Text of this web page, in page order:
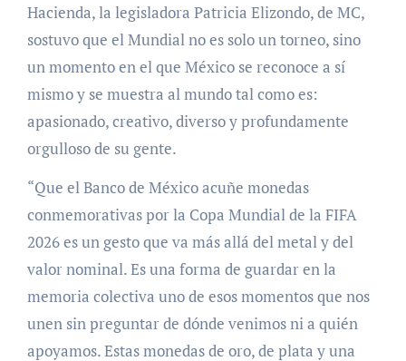
Hacienda, la legisladora Patricia Elizondo, de MC,
sostuvo que el Mundial no es solo un torneo, sino
un momento en el que México se reconoce a sí
mismo y se muestra al mundo tal como es:
apasionado, creativo, diverso y profundamente
orgulloso de su gente.
“Que el Banco de México acuñe monedas
conmemorativas por la Copa Mundial de la FIFA
2026 es un gesto que va más allá del metal y del
valor nominal. Es una forma de guardar en la
memoria colectiva uno de esos momentos que nos
unen sin preguntar de dónde venimos ni a quién
apoyamos. Estas monedas de oro, de plata y una